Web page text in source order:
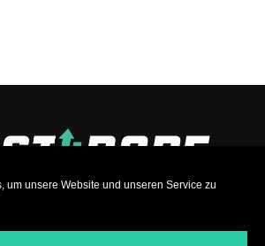
um unsere Website und unseren Service zu